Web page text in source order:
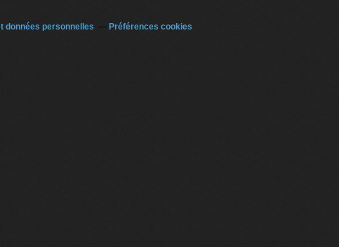
données personnelles Préférences cookies